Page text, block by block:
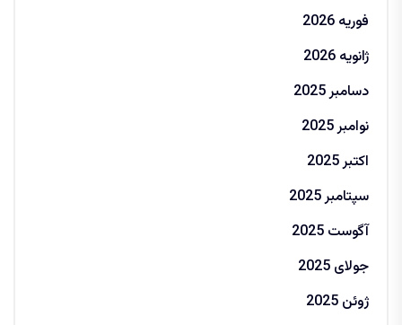
فوریه 2026
ژانویه 2026
دسامبر 2025
نوامبر 2025
اکتبر 2025
سپتامبر 2025
آگوست 2025
جولای 2025
ژوئن 2025